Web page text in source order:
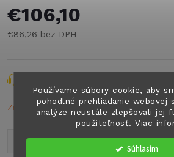
Používame súbory cookie, aby
pohodlné prehliadanie webovej
analýze neustále zlepšovali jej
použiteľnosť.Viac
Súhlasím
€106,10
€86,26 bez DPH
Značka: n.a.
Popis produktu